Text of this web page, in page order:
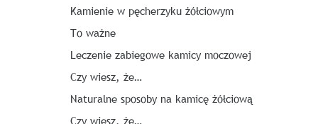
Kamienie w pęcherzyku żółciowym
To ważne
Leczenie zabiegowe kamicy moczowej
Czy wiesz, że…
Naturalne sposoby na kamicę żółciową
Czy wiesz, że…